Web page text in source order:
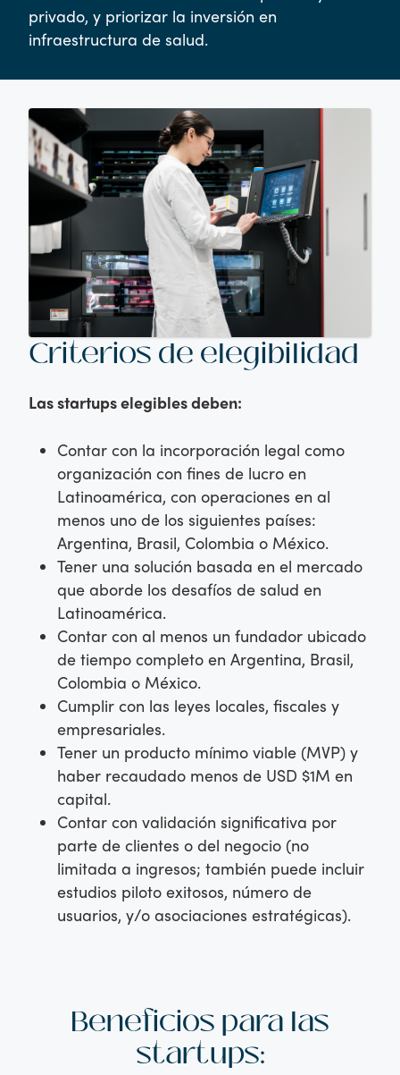
privado, y priorizar la inversión en
infraestructura de salud.
Criterios de elegibilidad
Las startups elegibles deben:
Contar con la incorporación legal como
organización con fines de lucro en
Latinoamérica, con operaciones en al
menos uno de los siguientes países:
Argentina, Brasil, Colombia o México.
Tener una solución basada en el mercado
que aborde los desafíos de salud en
Latinoamérica.
Contar con al menos un fundador ubicado
de tiempo completo en Argentina, Brasil,
Colombia o México.
Cumplir con las leyes locales, fiscales y
empresariales.
Tener un producto mínimo viable (MVP) y
haber recaudado menos de USD $1M en
capital.
Contar con validación significativa por
parte de clientes o del negocio (no
limitada a ingresos; también puede incluir
estudios piloto exitosos, número de
usuarios, y/o asociaciones estratégicas).
Beneficios para las
startups: